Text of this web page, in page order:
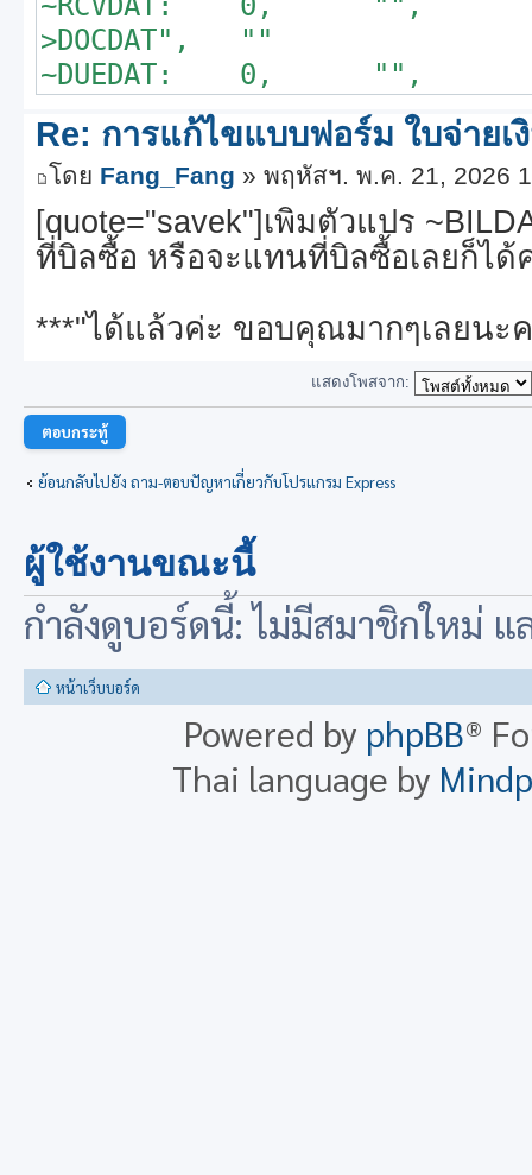
>DOCDAT", ""
~DUEDAT: 0, "",
>DUEDAT", ""
~BILNUM: 0, "",
>BILNUM", ""
~BILDAT: 0, "",
>REFNUM", ""
>NETAMT", ""
~REMAMT: 0,
~PAYAMT_I: 0,
"pay = IIF(APRCPIT-
>RECTYP='0'.or.APRCPIT-
Re: การแก้ไขแบบฟอร์ม ใบจ่ายเ
โดย Fang_Fang » พฤหัสฯ. พ.ค. 21, 2026
[quote="savek"]เพิ่มตัวแปร
ที่บิลซื้อ หรือจะแทนที่บิลซื้อเลยก็ได้
***"ได้แล้วค่ะ ขอบคุณมากๆเลยนะ
แสดงโพสจาก:
ตอบกระทู้
ย้อนกลับไปยัง ถาม-ตอบปัญหาเกี่ยวกับโปรแกรม Express
ผู้ใช้งานขณะนี้
กำลังดูบอร์ดนี้: ไม่มีสมาชิกใหม่
หน้าเว็บบอร์ด
Powered by phpBB®
Thai language by